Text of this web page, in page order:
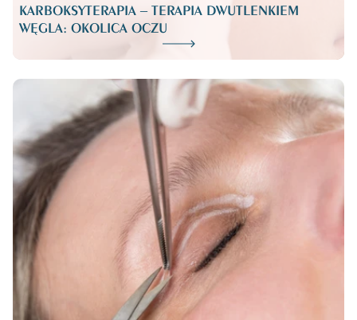
KARBOKSYTERAPIA – TERAPIA DWUTLENKIEM
WĘGLA: OKOLICA OCZU